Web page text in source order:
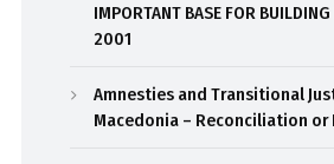
IMPORTANT BASE FOR
2001
Amnesties and Transitional
Macedonia – Reconciliation or